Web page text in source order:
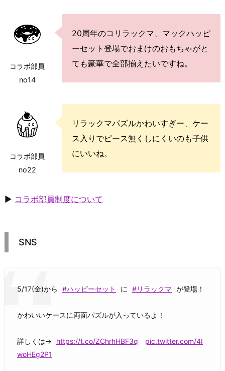
コラボ部員
no14
20周年のコリラックマ、マックハッピ
ーセット登場でおまけのおもちゃがと
ても豪華で全部揃えたいですね。
コラボ部員
no22
リラックマパズルかわいすぎー、ケー
ス入りでピース無くしにくいのも子供
にいいね。
▶ コラボ部員制度について
SNS
5/17(金)から #ハッピーセット に #リラックマ が登場！
かわいいケースに両面パズルが入っているよ！
詳しくは→ https://t.co/ZChrhHBF3q
pic.twitter.com/4I
woHEg2P1